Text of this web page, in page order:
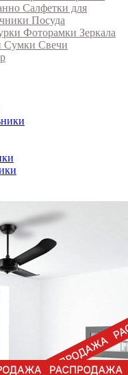
Салфетки для
Посуда
Фоторамки Зеркала
Сумки Свечи